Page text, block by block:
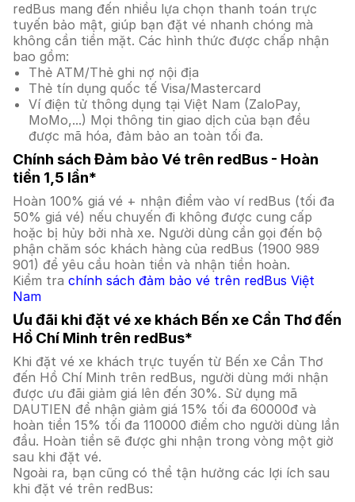
redBus mang đến nhiều lựa chọn thanh toán trực
tuyến bảo mật, giúp bạn đặt vé nhanh chóng mà
không cần tiền mặt. Các hình thức được chấp nhận
bao gồm:
Thẻ ATM/Thẻ ghi nợ nội địa
Thẻ tín dụng quốc tế Visa/Mastercard
Ví điện tử thông dụng tại Việt Nam (ZaloPay,
MoMo,...) Mọi thông tin giao dịch của bạn đều
được mã hóa, đảm bảo an toàn tối đa.
Chính sách Đảm bảo Vé trên redBus - Hoàn
tiền 1,5 lần*
Hoàn 100% giá vé + nhận điểm vào ví redBus (tối đa
50% giá vé) nếu chuyến đi không được cung cấp
hoặc bị hủy bởi nhà xe. Người dùng cần gọi đến bộ
phận chăm sóc khách hàng của redBus (1900 989
901) để yêu cầu hoàn tiền và nhận tiền hoàn.
Kiểm tra chính sách đảm bảo vé trên redBus Việt
Nam
Ưu đãi khi đặt vé xe khách Bến xe Cần Thơ đến
Hồ Chí Minh trên redBus*
Khi đặt vé xe khách trực tuyến từ Bến xe Cần Thơ
đến Hồ Chí Minh trên redBus, người dùng mới nhận
được ưu đãi giảm giá lên đến 30%. Sử dụng mã
DAUTIEN để nhận giảm giá 15% tối đa 60000đ và
hoàn tiền 15% tối đa 110000 điểm cho người dùng lần
đầu. Hoàn tiền sẽ được ghi nhận trong vòng một giờ
sau khi đặt vé.
Ngoài ra, bạn cũng có thể tận hưởng các lợi ích sau
khi đặt vé trên redBus: